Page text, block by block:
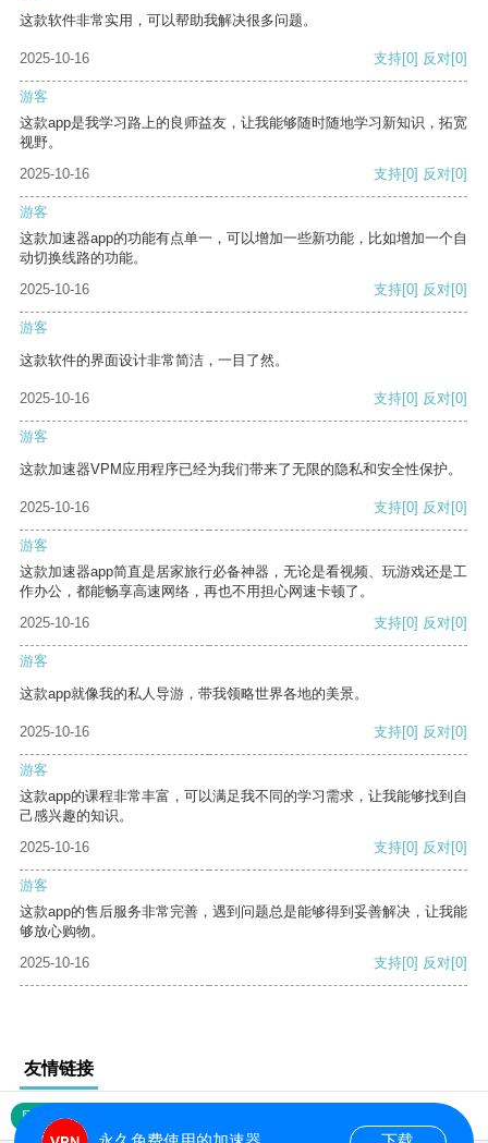
这款软件非常实用，可以帮助我解决很多问题。
2025-10-16 支持[0] 反对[0]
游客
这款app是我学习路上的良师益友，让我能够随时随地学习新知识，拓宽
视野。
2025-10-16
支持[0] 反对[0]
游客
这款加速器app的功能有点单一，可以增加一些新功能，比如增加一个自
动切换线路的功能。
2025-10-16
支持[0] 反对[0]
游客
这款软件的界面设计非常简洁，一目了然。
2025-10-16 支持[0] 反对[0]
游客
这款加速器VPM应用程序已经为我们带来了无限的隐私和安全性保护。
2025-10-16 支持[0] 反对[0]
游客
这款加速器app简直是居家旅行必备神器，无论是看视频、玩游戏还是工
作办公，都能畅享高速网络，再也不用担心网速卡顿了。
2025-10-16
支持[0] 反对[0]
游客
这款app就像我的私人导游，带我领略世界各地的美景。
2025-10-16 支持[0] 反对[0]
游客
这款app的课程非常丰富，可以满足我不同的学习需求，让我能够找到自
己感兴趣的知识。
2025-10-16
支持[0] 反对[0]
游客
这款app的售后服务非常完善，遇到问题总是能够得到妥善解决，让我能
够放心购物。
2025-10-16
支持[0] 反对[0]
友情链接
网站地图